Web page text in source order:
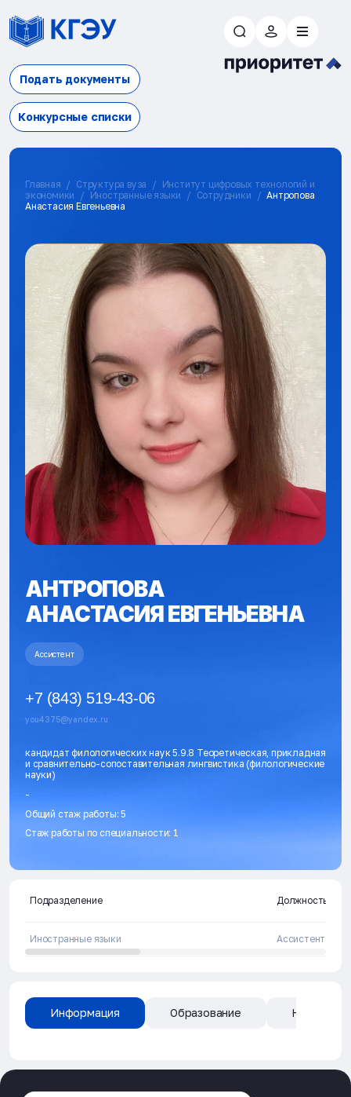
Подать документы
Конкурсные списки
Главная Структура вуза
Институт цифровых технологий и
экономики
Иностранные языки Сотрудники
Антропова
Анастасия Евгеньевна
АНТРОПОВА
АНАСТАСИЯ ЕВГЕНЬЕВНА
Ассистент
+7 (843) 519-43-06
you4375@yandex.ru
кандидат филологических наук 5.9.8 Теоретическая, прикладная
и сравнительно-сопоставительная лингвистика (филологические
науки)
-
Общий стаж работы: 5
Стаж работы по специальности: 1
Подразделение Должность
Иностранные языки Ассистент
Информация Образование